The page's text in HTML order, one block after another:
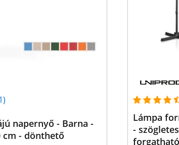
napernyő - Barna -
cm - dönthető
Lámpa
-
forgatható